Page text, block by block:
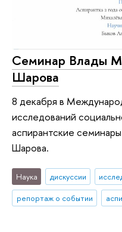
Семинар Влады
Шарова
8 декабря в
исследований
аспирантские
Шарова.
Наука дискуссии
репортаж о событии